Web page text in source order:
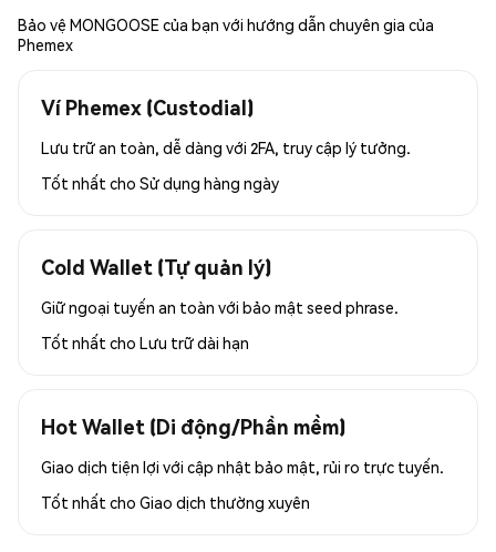
Bảo vệ MONGOOSE của bạn với hướng dẫn chuyên gia của
Phemex
Ví Phemex (Custodial)
Lưu trữ an toàn, dễ dàng với 2FA, truy cập lý tưởng.
Tốt nhất cho Sử dụng hàng ngày
Cold Wallet (Tự quản lý)
Giữ ngoại tuyến an toàn với bảo mật seed phrase.
Tốt nhất cho Lưu trữ dài hạn
Hot Wallet (Di động/Phần mềm)
Giao dịch tiện lợi với cập nhật bảo mật, rủi ro trực tuyến.
Tốt nhất cho Giao dịch thường xuyên